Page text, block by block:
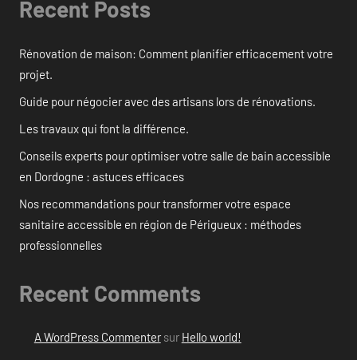
Recent Posts
Rénovation de maison: Comment planifier efficacement votre
projet.
Guide pour négocier avec des artisans lors de rénovations.
Les travaux qui font la différence.
Conseils experts pour optimiser votre salle de bain accessible
en Dordogne : astuces efficaces
Nos recommandations pour transformer votre espace
sanitaire accessible en région de Périgueux : méthodes
professionnelles
Recent Comments
A WordPress Commentersur Hello world!